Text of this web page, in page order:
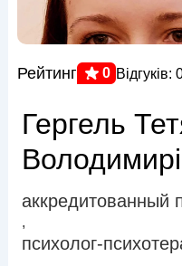
Рейтинг 0 Відгуків:
Гергель
аккредитованный
,
психолог-